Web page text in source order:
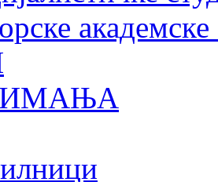
академске